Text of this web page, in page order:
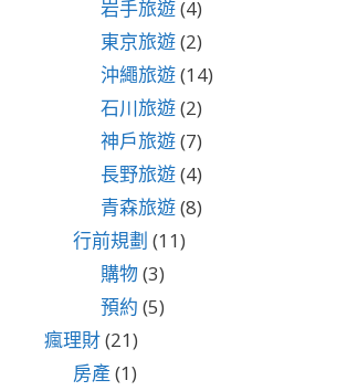
岩手旅遊(4)
東京旅遊(2)
沖繩旅遊(14)
石川旅遊(2)
神戶旅遊(7)
長野旅遊(4)
青森旅遊(8)
行前規劃 (11)
購物(3)
預約 (5)
瘋理財(21)
房產 (1)